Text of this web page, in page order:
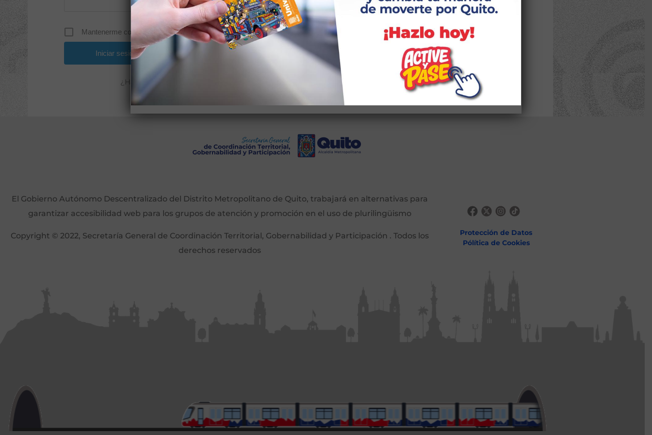
Mantenerme conectado
Registro
¿Has olvidado tu contraseña?
El Gobierno Autónomo Descentralizado del Distrito Metropolitano de Quito, trabajará en alternativas para
garantizar accesibilidad web para los grupos de atención y promoción en el uso de plurilingüismo
Copyright © 2022, Secretaría General de Coordinación Territorial, Gobernabilidad y Participación . Todos los
derechos reservados
Protección de Datos
Pólítica de Cookies